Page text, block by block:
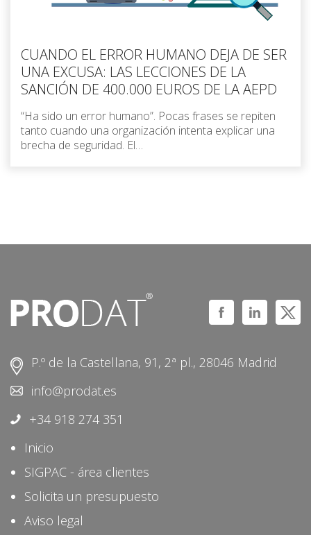
CUANDO EL ERROR HUMANO DEJA DE SER
UNA EXCUSA: LAS LECCIONES DE LA
SANCIÓN DE 400.000 EUROS DE LA AEPD
“Ha sido un error humano”. Pocas frases se repiten
tanto cuando una organización intenta explicar una
brecha de seguridad. El…
P.º de la Castellana, 91, 2ª pl., 28046 Madrid
info@prodat.es
+34 918 274 351
Inicio
SIGPAC - área clientes
Solicita un presupuesto
Aviso legal